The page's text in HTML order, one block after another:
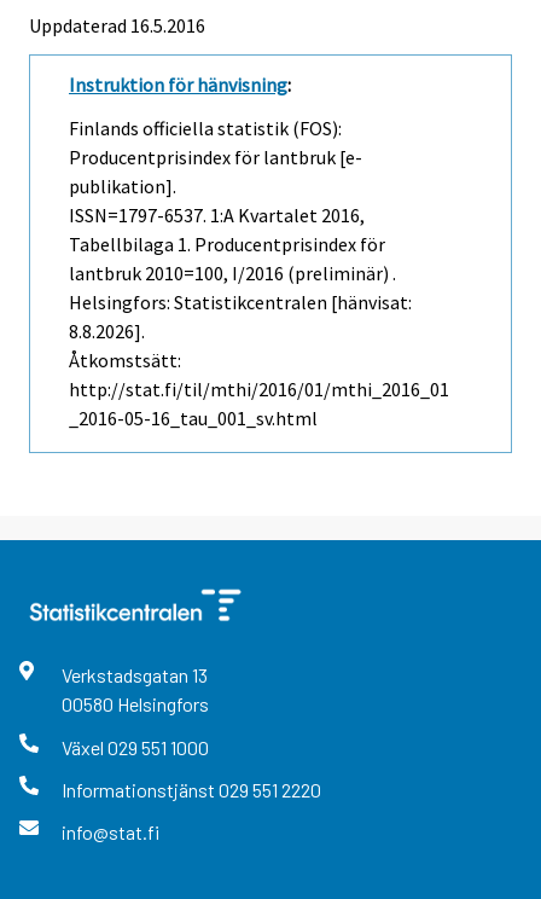
Uppdaterad 16.5.2016
Instruktion för hänvisning:
Finlands officiella statistik (FOS):
Producentprisindex för lantbruk [e-
publikation].
ISSN=1797-6537. 1:a Kvartalet 2016,
Tabellbilaga 1. Producentprisindex för
lantbruk 2010=100, I/2016 (preliminär) .
Helsingfors: Statistikcentralen [hänvisat:
8.8.2026].
Åtkomstsätt:
http://stat.fi/til/mthi/2016/01/mthi_2016_01
_2016-05-16_tau_001_sv.html
Verkstadsgatan 13
00580 Helsingfors
Växel 029 551 1000
Informationstjänst 029 551 2220
info@stat.fi